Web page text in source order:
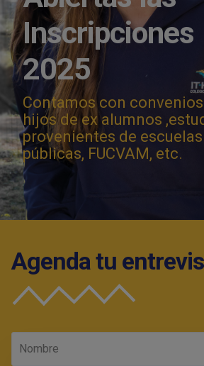
Inscripciones
2025
Contamos con
hijos de ex alumnos
provenientes de escuelas
públicas, FUCVAM, etc.
Agenda tu